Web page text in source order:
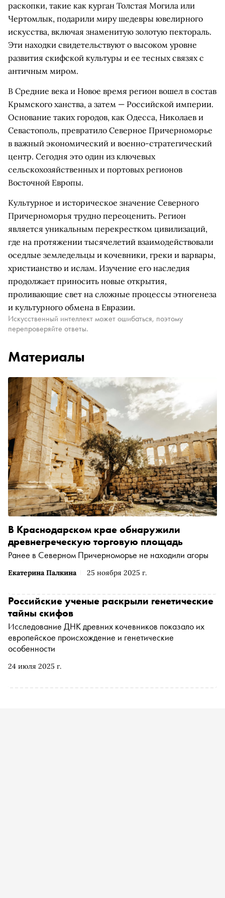
раскопки, такие как курган Толстая Могила или
Чертомлык, подарили миру шедевры ювелирного
искусства, включая знаменитую золотую пектораль.
Эти находки свидетельствуют о высоком уровне
развития скифской культуры и ее тесных связях с
античным миром.
В Средние века и Новое время регион вошел в состав
Крымского ханства, а затем — Российской империи.
Основание таких городов, как Одесса, Николаев и
Севастополь, превратило Северное Причерноморье
в важный экономический и военно-стратегический
центр. Сегодня это один из ключевых
сельскохозяйственных и портовых регионов
Восточной Европы.
Культурное и историческое значение Северного
Причерноморья трудно переоценить. Регион
является уникальным перекрестком цивилизаций,
где на протяжении тысячелетий взаимодействовали
оседлые земледельцы и кочевники, греки и варвары,
христианство и ислам. Изучение его наследия
продолжает приносить новые открытия,
проливающие свет на сложные процессы этногенеза
и культурного обмена в Евразии.
Искусственный интеллект может ошибаться, поэтому
перепроверяйте ответы.
Материалы
Екатерина Палкина 25 ноября 2025 г.
В Краснодарском крае обнаружили
древнегреческую торговую площадь
Ранее в Северном Причерноморье не находили агоры
24 июля 2025 г.
Российские ученые раскрыли генетические
тайны скифов
Исследование ДНК древних кочевников показало их
европейское происхождение и генетические
особенности